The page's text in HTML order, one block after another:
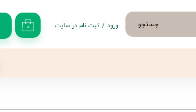
جستجو ۰ ورود / ثبت نام در سایت